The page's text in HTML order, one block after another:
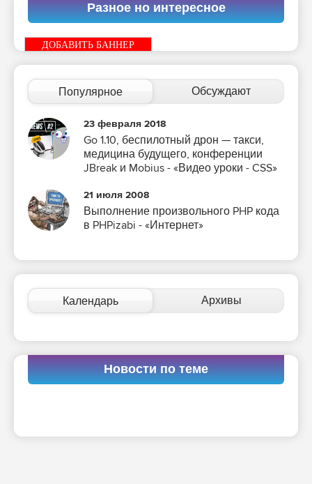
Разное но интересное
ДОБАВИТЬ БАННЕР
Популярное Обсуждают
23 февраля 2018
Go 1.10, беспилотный дрон — такси,
медицина будущего, конференции
JBreak и Mobius - «Видео уроки - CSS»
21 июля 2008
Выполнение произвольного PHP кода
в PHPizabi - «Интернет»
Календарь Архивы
Новости по теме